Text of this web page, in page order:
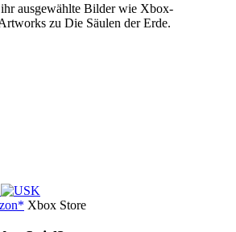
ausgewählte Bilder wie Xbox-
zu Die Säulen der Erde.
zon* Xbox Store